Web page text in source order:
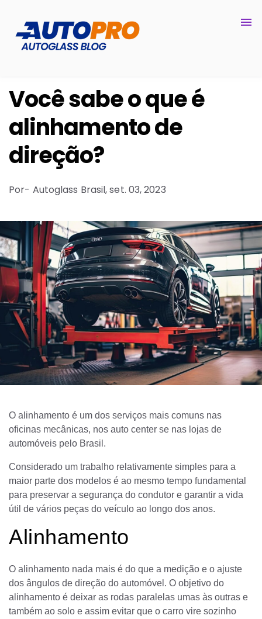
Você sabe o que é
alinhamento de
direção?
Por- Autoglass Brasil,set. 03, 2023
O alinhamento é um dos serviços mais comuns nas
oficinas mecânicas, nos auto center se nas lojas de
automóveis pelo Brasil.
Considerado um trabalho relativamente simples para a
maior parte dos modelos é ao mesmo tempo fundamental
para preservar a segurança do condutor e garantir a vida
útil de vários peças do veículo ao longo dos anos.
Alinhamento
O alinhamento nada mais é do que a medição e o ajuste
dos ângulos de direção do automóvel. O objetivo do
alinhamento é deixar as rodas paralelas umas às outras e
também ao solo e assim evitar que o carro vire sozinho